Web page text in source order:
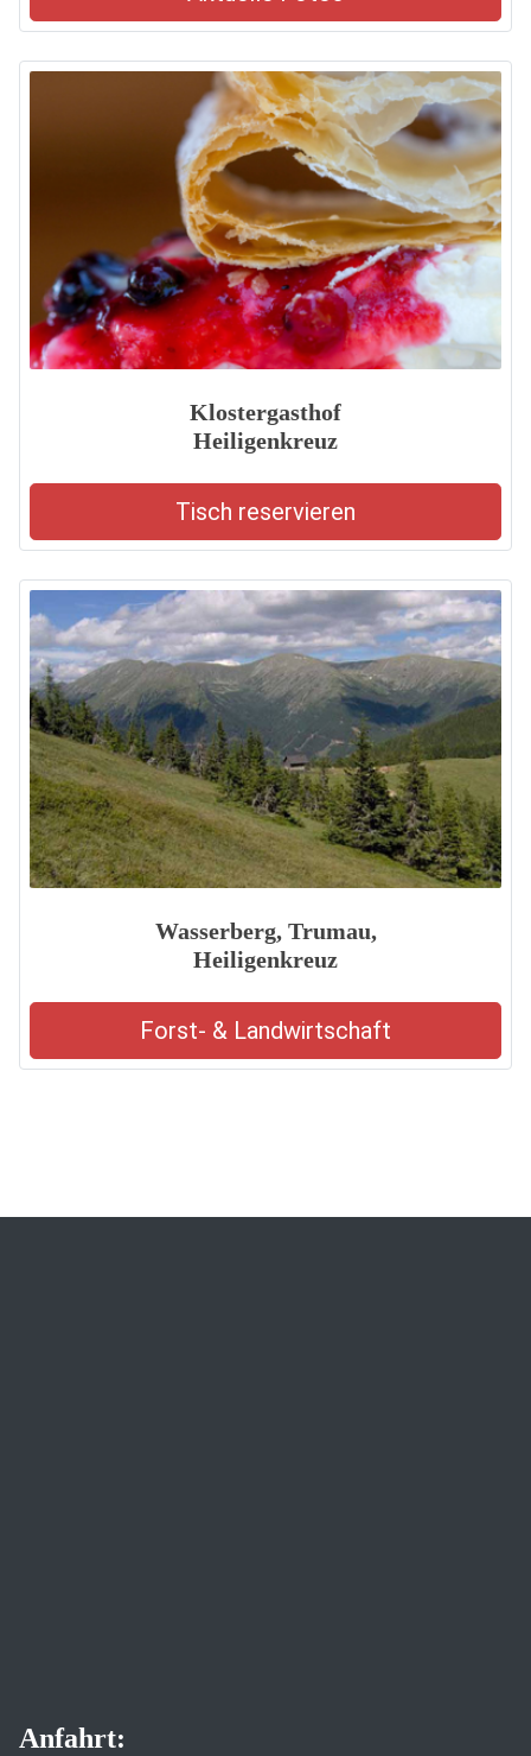
Klostergasthof
Heiligenkreuz
Tisch reservieren
Wasserberg, Trumau,
Heiligenkreuz
Forst- & Landwirtschaft
Anfahrt: